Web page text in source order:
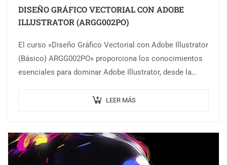
DISEÑO GRÁFICO VECTORIAL CON ADOBE
ILLUSTRATOR (ARGG002PO)
El curso «Diseño Gráfico Vectorial con Adobe Illustrator
(Básico) ARGG002PO» proporciona los conocimientos
esenciales para dominar Adobe Illustrator, desde la
LEER MÁS